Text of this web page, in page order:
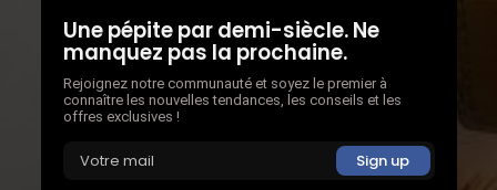
Une pépite par demi-siècle. Ne
manquez pas la prochaine.
Rejoignez notre communauté et soyez le premier à
connaître les nouvelles tendances, les conseils et les
offres exclusives !